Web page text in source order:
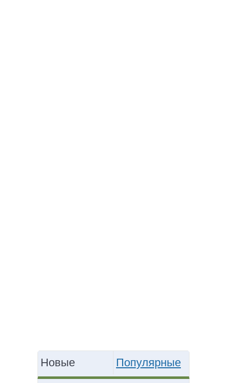
Новые Популярные